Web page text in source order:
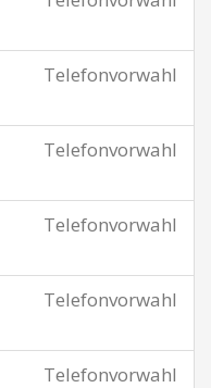
Telefonvorwahl
Telefonvorwahl
Telefonvorwahl
Telefonvorwahl
Telefonvorwahl